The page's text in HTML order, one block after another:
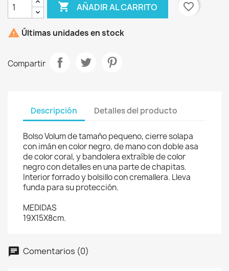
 AÑADIR AL CARRITO favorite_border
 Últimas unidades en stock
Compartir
Descripción Detalles del producto
Bolso Volum de tamaño pequeno, cierre solapa
con imán en color negro, de mano con doble asa
de color coral, y bandolera extraíble de color
negro con detalles en una parte de chapitas.
Interior forrado y bolsillo con cremallera. Lleva
funda para su protección.
MEDIDAS
19X15X8cm.
Comentarios (0)
Nombre de la lista de deseos
Cancelar